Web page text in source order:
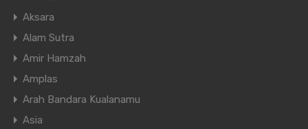
Aksara
Alam Sutra
Amir Hamzah
Amplas
Arah Bandara Kualanamu
Asia